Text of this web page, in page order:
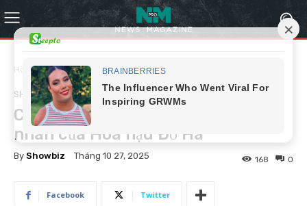
Home Showbiz
SHOWBIZ
Chân dung kẻ đứng sau ph:á hôn
nhân của Hoa hậu Đỗ Hà
By Showbiz Tháng 10 27, 2025 0
168
Facebook Twitter